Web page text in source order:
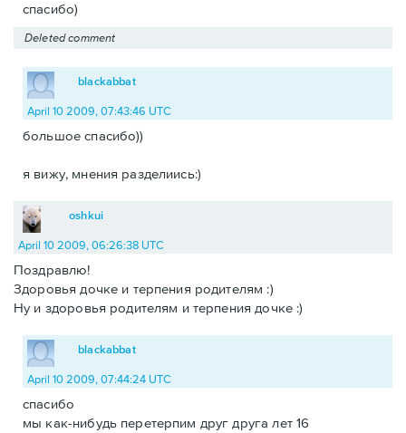
спасибо)
Deleted comment
blackabbat
April 10 2009, 07:43:46 UTC
большое спасибо))
я вижу, мнения разделиись:)
oshkui
April 10 2009, 06:26:38 UTC
Поздравлю!
Здоровья дочке и терпения родителям :)
Ну и здоровья родителям и терпения дочке :)
blackabbat
April 10 2009, 07:44:24 UTC
спасибо
мы как-нибудь перетерпим друг друга лет 16